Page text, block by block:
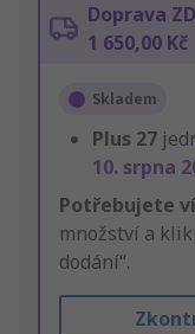
Doprava
1 650,00 Kč
Skladem
Plus 27
10. srpna
Potřebujete
množství a
dodání“.